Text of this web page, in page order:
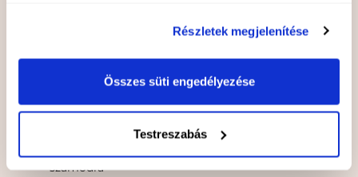
Részletek megjelenítése
Összes süti engedélyezése
Testreszabás
úgy érkezz az interjúra, hogy tudod, egy
főleg délután és éjszaka vagyunk nyitva, így a
munkavégzés is ekkor történik.
keresni a további teendőkkel kapcsolatban,
ilyenkor jó pont, ha emlékszel milyen pozícióra
számodra